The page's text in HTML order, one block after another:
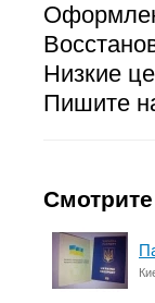
Низкие
Пишите